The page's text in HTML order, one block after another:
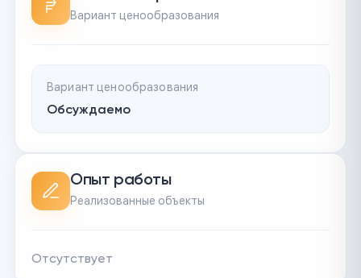
Вариант ценообразования
Вариант ценообразования
Обсуждаемо
Опыт работы
Реализованные объекты
Отсутствует